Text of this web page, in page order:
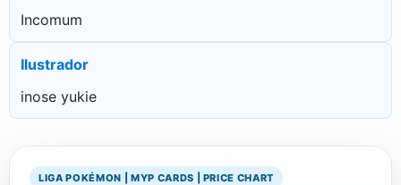
Incomum
Ilustrador
inose yukie
LIGA POKÉMON | MYP CARDS | PRICE CHART